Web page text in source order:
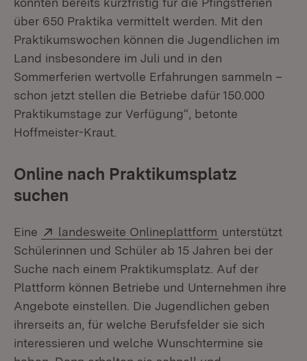
über 650 Praktika vermittelt werden. Mit den
Praktikumswochen können die Jugendlichen im
Land insbesondere im Juli und in den
Sommerferien wertvolle Erfahrungen sammeln –
schon jetzt stellen die Betriebe dafür 150.000
Praktikumstage zur Verfügung“, betonte
Hoffmeister-Kraut.
Online nach Praktikumsplatz
suchen
Eine Extern:
landesweite Onlineplattform (Öffnet in
unterstützt
Schülerinnen und Schüler ab 15 Jahren bei der
Suche nach einem Praktikumsplatz. Auf der
Plattform können Betriebe und Unternehmen ihre
Angebote einstellen. Die Jugendlichen geben
ihrerseits an, für welche Berufsfelder sie sich
interessieren und welche Wunschtermine sie